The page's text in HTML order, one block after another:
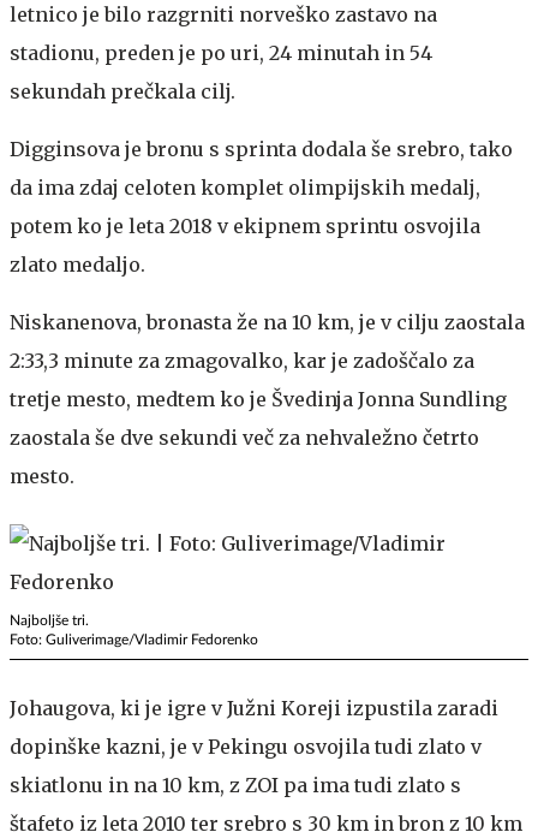
letnico je bilo razgrniti norveško zastavo na
stadionu, preden je po uri, 24 minutah in 54
sekundah prečkala cilj.
Digginsova je bronu s sprinta dodala še srebro, tako
da ima zdaj celoten komplet olimpijskih medalj,
potem ko je leta 2018 v ekipnem sprintu osvojila
zlato medaljo.
Niskanenova, bronasta že na 10 km, je v cilju zaostala
2:33,3 minute za zmagovalko, kar je zadoščalo za
tretje mesto, medtem ko je Švedinja Jonna Sundling
zaostala še dve sekundi več za nehvaležno četrto
mesto.
Najboljše tri.
Foto: Guliverimage/Vladimir Fedorenko
Johaugova, ki je igre v Južni Koreji izpustila zaradi
dopinške kazni, je v Pekingu osvojila tudi zlato v
skiatlonu in na 10 km, z ZOI pa ima tudi zlato s
štafeto iz leta 2010 ter srebro s 30 km in bron z 10 km